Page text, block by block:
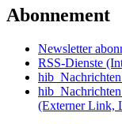
Abonnement
Newsletter
RSS-Dienste
(Externer Link,